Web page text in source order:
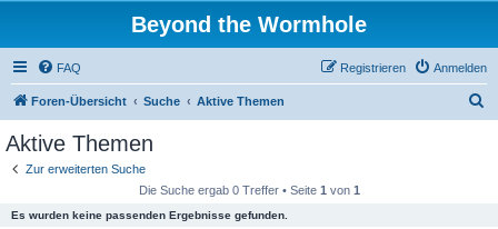
Beyond the Wormhole
FAQ Anmelden
Registrieren
Foren-Übersicht Suche Aktive Themen
Aktive Themen
Zur erweiterten Suche
Die Suche ergab 0 Treffer • Seite 1 von 1
Es wurden keine passenden Ergebnisse gefunden.